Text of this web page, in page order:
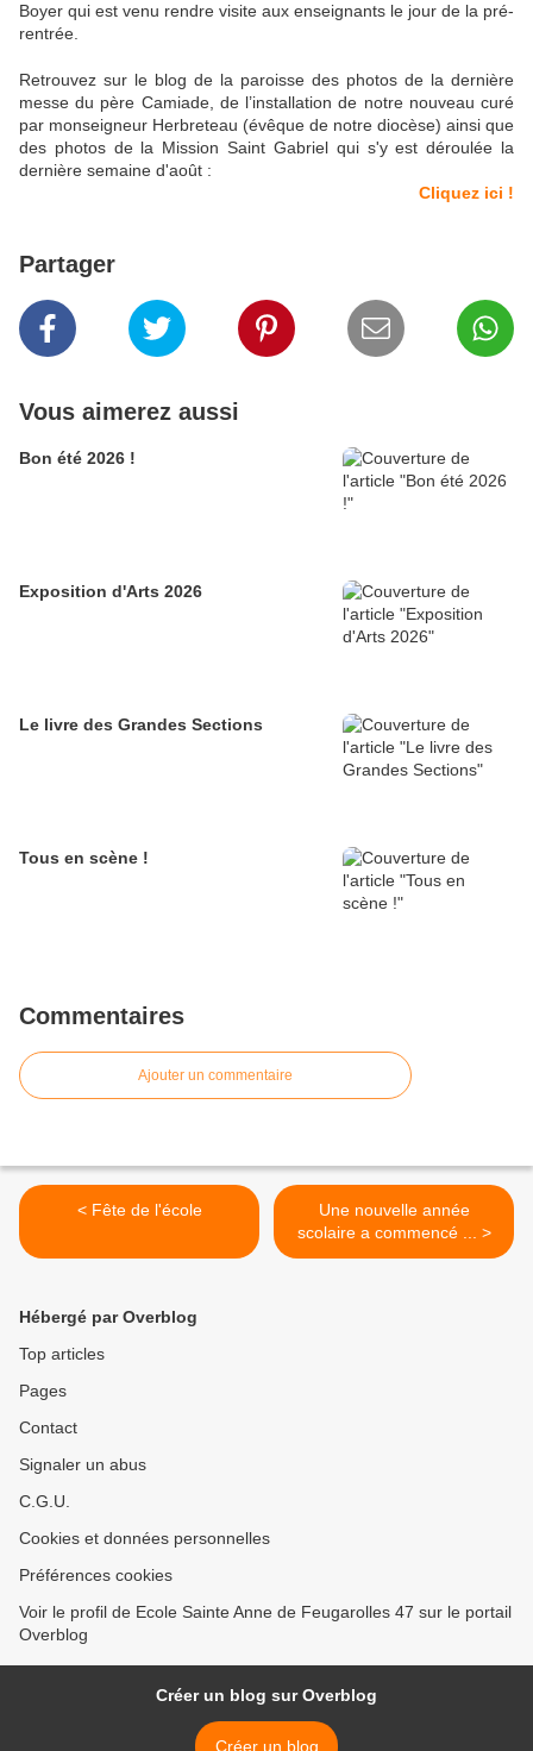
Boyer qui est venu rendre visite aux enseignants le jour de la pré-
rentrée.
Retrouvez sur le blog de la paroisse des photos de la dernière
messe du père Camiade, de l’installation de notre nouveau curé
par monseigneur Herbreteau (évêque de notre diocèse) ainsi que
des photos de la Mission Saint Gabriel qui s'y est déroulée la
dernière semaine d'août :
Cliquez ici !
Partager
Vous aimerez aussi
Bon été 2026 !
Exposition d'Arts 2026
Le livre des Grandes Sections
Tous en scène !
Commentaires
Ajouter un commentaire
< Fête de l'école
Une nouvelle année
scolaire a commencé ... >
Hébergé par Overblog
Top articles
Pages
Contact
Signaler un abus
C.G.U.
Cookies et données personnelles
Préférences cookies
Voir le profil de Ecole Sainte Anne de Feugarolles 47 sur le portail
Overblog
Créer un blog sur Overblog
Créer un blog